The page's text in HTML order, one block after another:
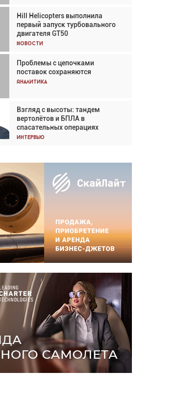
Hill Helicopters выполнила
первый запуск турбовального
двигателя GT50
Новости
Проблемы с цепочками
поставок сохраняются
Аналитика
Взгляд с высоты: тандем
вертолётов и БПЛА в
спасательных операциях
Интервью
Авиационный фотограф Дэйв
Кох: «Фотография говорит сама
за себя... а ИИ всё портит»
Новости
Впервые с 2024 года
глобальный трафик снижается
три недели подряд
Частный самолёт – это актив.
Подходите к покупке
соответствующим образом
Интервью